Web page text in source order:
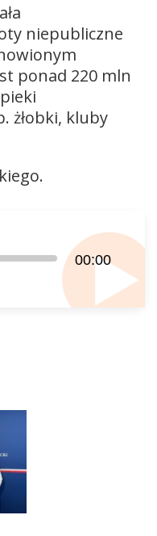
niepubliczne
ponad 220 mln
żłobki, kluby
00:00